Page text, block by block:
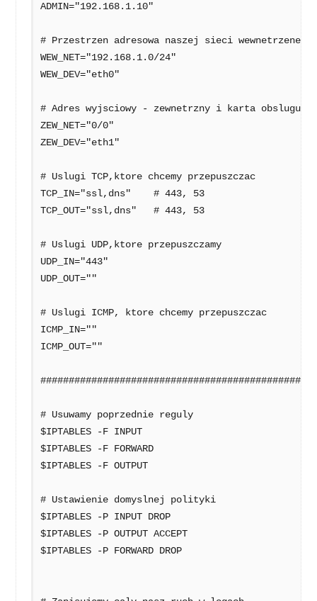
ADMIN="192.168.1.10"
# Przestrzen adresowa naszej sieci
WEW_NET="192.168.1.0/24"
WEW_DEV="eth0"
# Adres wyjsciowy - zewnetrzny i karta
ZEW_NET="0/0"
ZEW_DEV="eth1"
# Uslugi TCP,ktore chcemy przepuszczac
TCP_IN="ssl,dns"    # 443, 53
TCP_OUT="ssl,dns"   # 443, 53
# Uslugi UDP,ktore przepuszczamy
UDP_IN="443"
UDP_OUT=""
# Uslugi ICMP, ktore chcemy przepuszczac
ICMP_IN=""
ICMP_OUT=""
# Usuwamy poprzednie reguly
$IPTABLES -F INPUT
$IPTABLES -F FORWARD
$IPTABLES -F OUTPUT
# Ustawienie domyslnej polityki
$IPTABLES -P INPUT DROP
$IPTABLES -P OUTPUT ACCEPT
$IPTABLES -P FORWARD DROP